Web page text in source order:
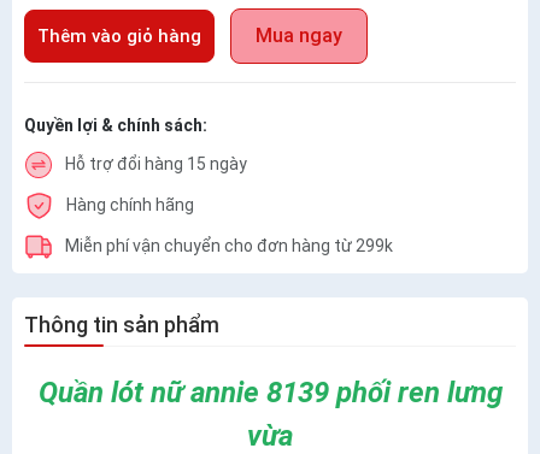
Thêm vào giỏ hàng Mua ngay
Quyền lợi & chính sách:
Hỗ trợ đổi hàng 15 ngày
Hàng chính hãng
Miễn phí vận chuyển cho đơn hàng từ 299k
Thông tin sản phẩm
Quần lót nữ annie 8139 phối ren lưng
vừa